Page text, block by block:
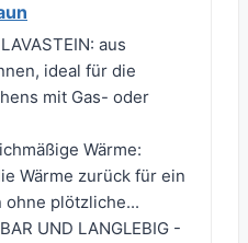
aus
ideal für die
mit Gas- oder
Wärme:
Wärme zurück für ein
ohne plötzliche...
UND LANGLEBIG -